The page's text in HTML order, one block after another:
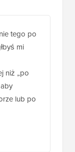
tego po
mi
niż „po
lub po